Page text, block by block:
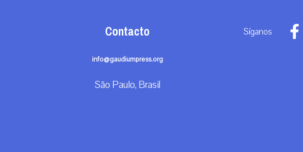
Contacto
info@gaudiumpress.org
São Paulo, Brasil
Síganos